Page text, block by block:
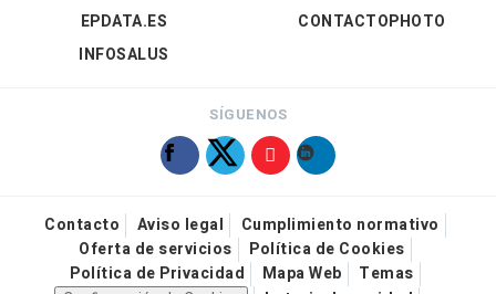
EPDATA.ES
INFOSALUS
CONTACTOPHOTO
SÍGUENOS
Contacto Aviso legal
Cumplimiento normativo
Oferta de servicios
Política de Cookies
Política de Privacidad
Mapa Web
Temas